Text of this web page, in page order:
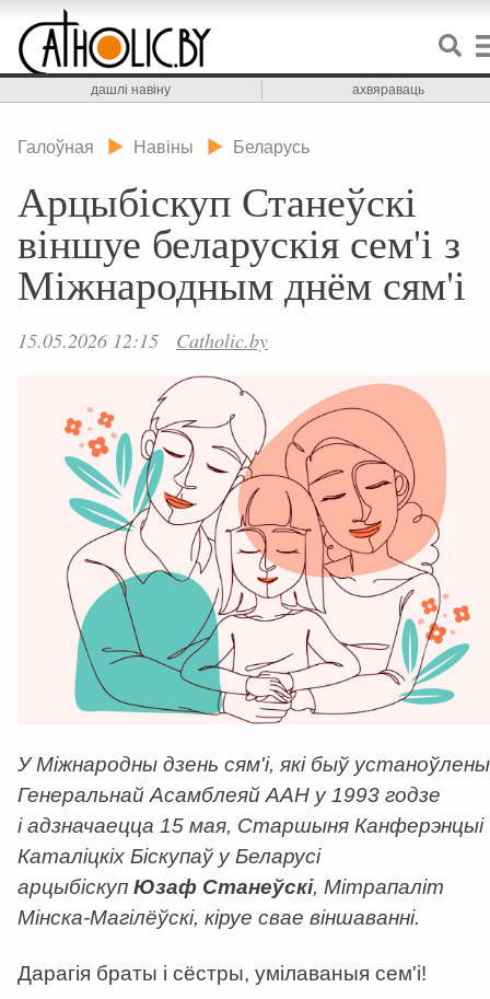
дашлі навіну ахвяраваць
Галоўная Навіны Беларусь
Арцыбіскуп Станеўскі
віншуе беларускія сем'і з
Міжнародным днём сям'і
15.05.2026 12:15 Catholic.by
У Міжнародны дзень сям'і, які быў устаноўлены
Генеральнай Асамблеяй ААН у 1993 годзе
і адзначаецца 15 мая, Старшыня Канферэнцыі
Каталіцкіх Біскупаў у Беларусі
арцыбіскуп Юзаф Станеўскі, Мітрапаліт
Мінска-Магілёўскі, кіруе свае віншаванні.
Дарагія браты і сёстры, умілаваныя сем'і!